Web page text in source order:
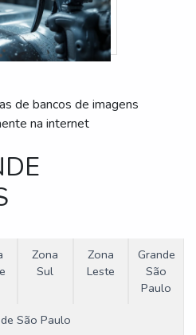
de bancos de imagens
na internet
Zona
Sul
Zona
Leste
Grande
São
Paulo
São Paulo